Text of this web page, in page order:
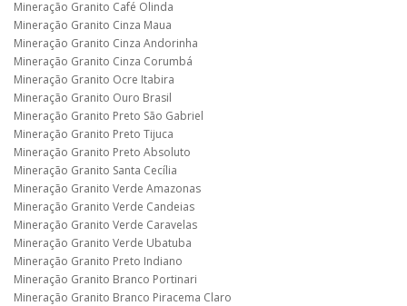
Mineração Granito Café Olinda
Mineração Granito Cinza Maua
Mineração Granito Cinza Andorinha
Mineração Granito Cinza Corumbá
Mineração Granito Ocre Itabira
Mineração Granito Ouro Brasil
Mineração Granito Preto São Gabriel
Mineração Granito Preto Tijuca
Mineração Granito Preto Absoluto
Mineração Granito Santa Cecília
Mineração Granito Verde Amazonas
Mineração Granito Verde Candeias
Mineração Granito Verde Caravelas
Mineração Granito Verde Ubatuba
Mineração Granito Preto Indiano
Mineração Granito Branco Portinari
Mineração Granito Branco Piracema Claro